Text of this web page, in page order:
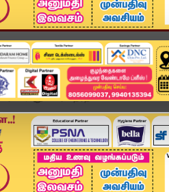
தமிழ்நாடு சினிமா
புதுச்சேரி தேர்தல்..11 மணி வாக்க...